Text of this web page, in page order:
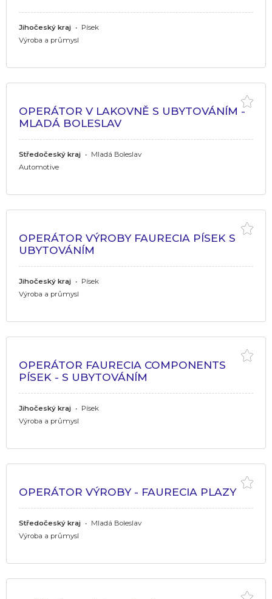
Jihočeský kraj • Písek
Výroba a průmysl
OPERÁTOR V LAKOVNĚ S UBYTOVÁNÍM -
MLADÁ BOLESLAV
Středočeský kraj • Mladá Boleslav
Automotive
OPERÁTOR VÝROBY FAURECIA PÍSEK S
UBYTOVÁNÍM
Jihočeský kraj • Písek
Výroba a průmysl
OPERÁTOR FAURECIA COMPONENTS
PÍSEK - S UBYTOVÁNÍM
Jihočeský kraj • Písek
Výroba a průmysl
OPERÁTOR VÝROBY - FAURECIA PLAZY
Středočeský kraj • Mladá Boleslav
Výroba a průmysl